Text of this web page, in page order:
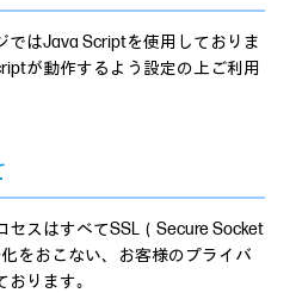
ではJava Scriptを使用しておりま
が動作するよう設定の上ご利用
セスはすべてSSL（Secure Socket
をおこない、お客様のプライバ
おります｡